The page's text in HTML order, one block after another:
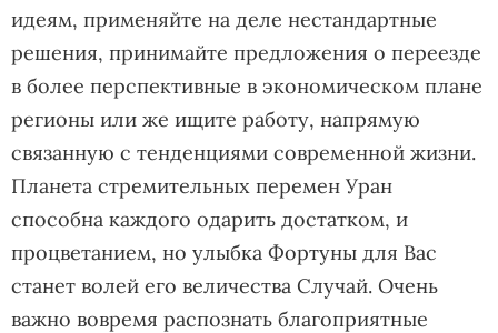
идеям, применяйте на деле нестандартные
решения, принимайте предложения о переезде
в более перспективные в экономическом плане
регионы или же ищите работу, напрямую
связанную с тенденциями современной жизни.
Планета стремительных перемен Уран
способна каждого одарить достатком, и
процветанием, но улыбка Фортуны для Вас
станет волей его величества Случай. Очень
важно вовремя распознать благоприятные